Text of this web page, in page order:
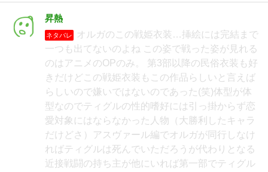
昇熱
ネタバレ
オルガのこの戦姫衣装…挿絵には完結まで
一つも出てないのよね この姿で戦った姿が見れる
のはアニメのOPのみ。 第3部以降の民俗衣装も好
きだけどこの戦姫衣装もこの作品らしいと言えば
らしいので嫌いではないのであった(笑)体型が体
型なのでティグルの性的嗜好には引っ掛からず恋
愛対象にはならなかった人物（大勝利したキャラ
だけどさ）アスヴァール編でオルガが同行しなけ
ればティグルは死んでいただろうが代わりとなる
近接戦闘の持ち主が他にいれば第一部でティグル